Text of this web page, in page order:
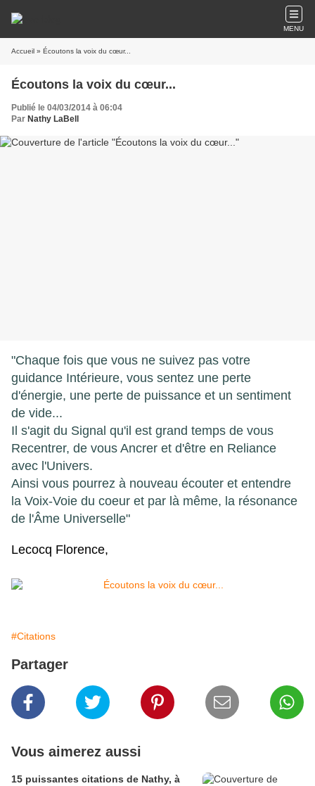
MENU
Accueil » Écoutons la voix du cœur...
Écoutons la voix du cœur...
Publié le 04/03/2014 à 06:04
Par Nathy LaBell
"Chaque fois que vous ne suivez pas votre
guidance Intérieure, vous sentez une perte
d'énergie, une perte de puissance et un sentiment
de vide...
Il s'agit du Signal qu'il est grand temps de vous
Recentrer, de vous Ancrer et d'être en Reliance
avec l'Univers.
Ainsi vous pourrez à nouveau écouter et entendre
la Voix-Voie du coeur et par là même, la résonance
de l'Âme Universelle"
Lecocq Florence,
#Citations
Partager
Vous aimerez aussi
15 puissantes citations de Nathy, à